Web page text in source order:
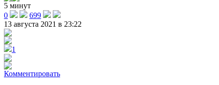
5 минут
0
699
13 августа 2021 в 23:22
1
Комментировать